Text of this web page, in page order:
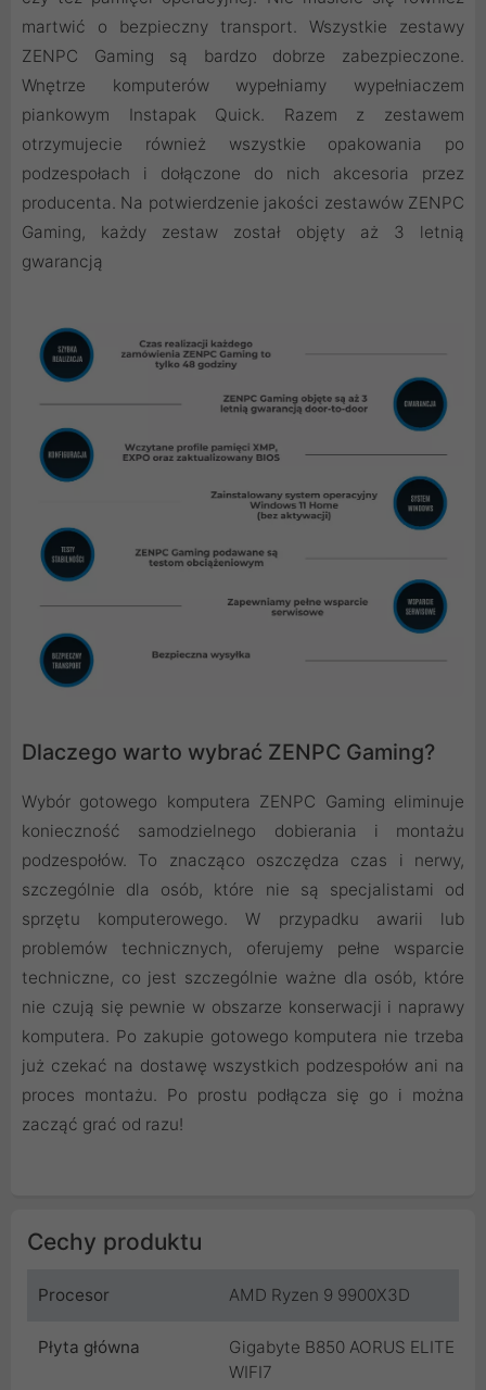
martwić o bezpieczny transport. Wszystkie zestawy
ZENPC Gaming są bardzo dobrze zabezpieczone.
Wnętrze komputerów wypełniamy wypełniaczem
piankowym Instapak Quick. Razem z zestawem
otrzymujecie również wszystkie opakowania po
podzespołach i dołączone do nich akcesoria przez
producenta. Na potwierdzenie jakości zestawów ZENPC
Gaming, każdy zestaw został objęty aż 3 letnią
gwarancją
Dlaczego warto wybrać ZENPC Gaming?
Wybór gotowego komputera ZENPC Gaming eliminuje
konieczność samodzielnego dobierania i montażu
podzespołów. To znacząco oszczędza czas i nerwy,
szczególnie dla osób, które nie są specjalistami od
sprzętu komputerowego. W przypadku awarii lub
problemów technicznych, oferujemy pełne wsparcie
techniczne, co jest szczególnie ważne dla osób, które
nie czują się pewnie w obszarze konserwacji i naprawy
komputera. Po zakupie gotowego komputera nie trzeba
już czekać na dostawę wszystkich podzespołów ani na
proces montażu. Po prostu podłącza się go i można
zacząć grać od razu!
Cechy produktu
Procesor AMD Ryzen 9 9900X3D
Płyta główna
Gigabyte B850 AORUS ELITE
WIFI7